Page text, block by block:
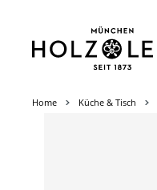
Home Küche & Tisch